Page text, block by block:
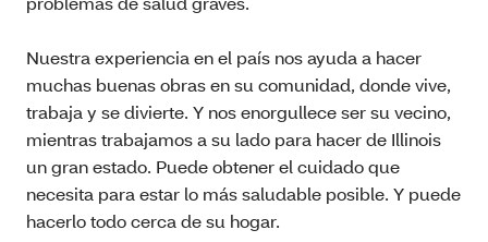
Nuestra experiencia en el país nos ayuda a hacer
muchas buenas obras en su comunidad, donde vive,
trabaja y se divierte. Y nos enorgullece ser su vecino,
mientras trabajamos a su lado para hacer de Illinois
un gran estado. Puede obtener el cuidado que
necesita para estar lo más saludable posible. Y puede
hacerlo todo cerca de su hogar.